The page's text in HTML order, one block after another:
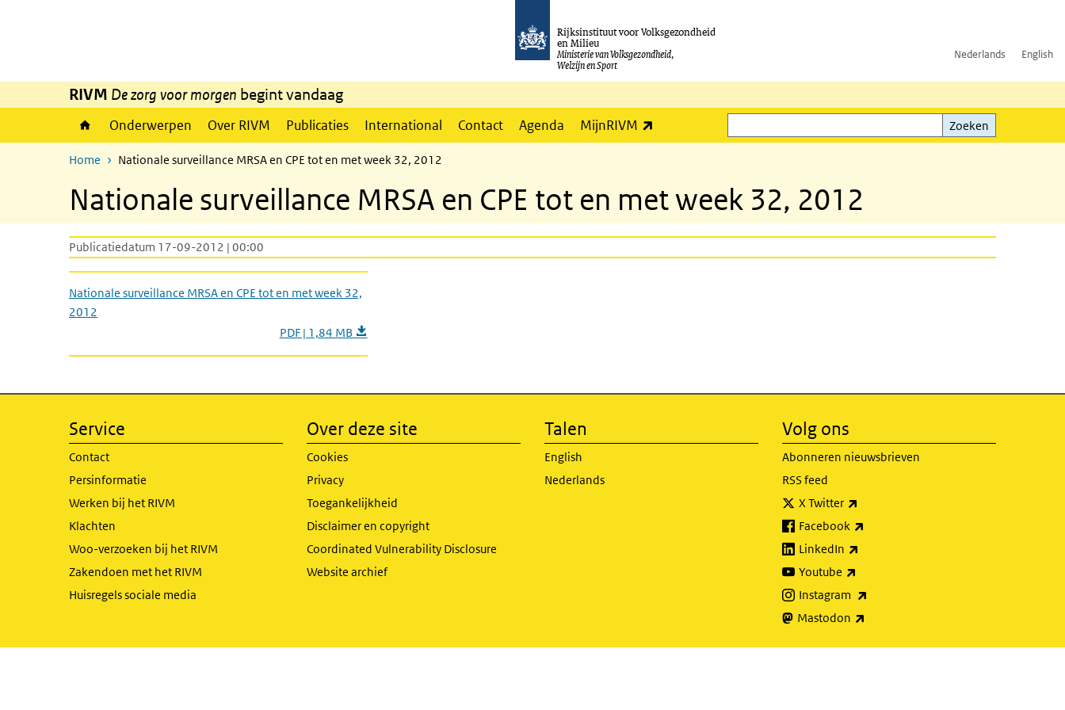
Rijksinstituut voor Volksgezondheid
en Milieu
Ministerie van Volksgezondheid,
Welzijn en Sport
Nederlands English
RIVM De zorg voor morgen begint vandaag
Onderwerpen Over RIVM Publicaties International Contact Agenda MijnRIVM
Zoeken
Zoeken
Home Nationale surveillance MRSA en CPE tot en met week 32, 2012
Nationale surveillance MRSA en CPE tot en met week 32, 2012
Publicatiedatum 17-09-2012 | 00:00
Nationale surveillance MRSA en CPE tot en met week 32,
2012
PDF | 1,84 MB
Service
Contact
Persinformatie
Werken bij het RIVM
Klachten
Woo-verzoeken bij het RIVM
Zakendoen met het RIVM
Huisregels sociale media
Over deze site
Cookies
Privacy
Toegankelijkheid
Disclaimer en copyright
Coordinated Vulnerability Disclosure
Website archief
Talen
English
Nederlands
Volg ons
Abonneren nieuwsbrieven
RSS feed
X Twitter
Facebook
LinkedIn
Youtube
Instagram
Mastodon